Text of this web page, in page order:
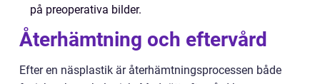
på preoperativa bilder.
Återhämtning och eftervård
Efter en näsplastik är återhämtningsprocessen både